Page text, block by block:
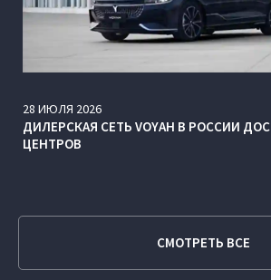
28 ИЮЛЯ 2026
ДИЛЕРСКАЯ СЕТЬ VOYAH В РОССИИ
ЦЕНТРОВ
СМОТРЕТЬ ВСЕ